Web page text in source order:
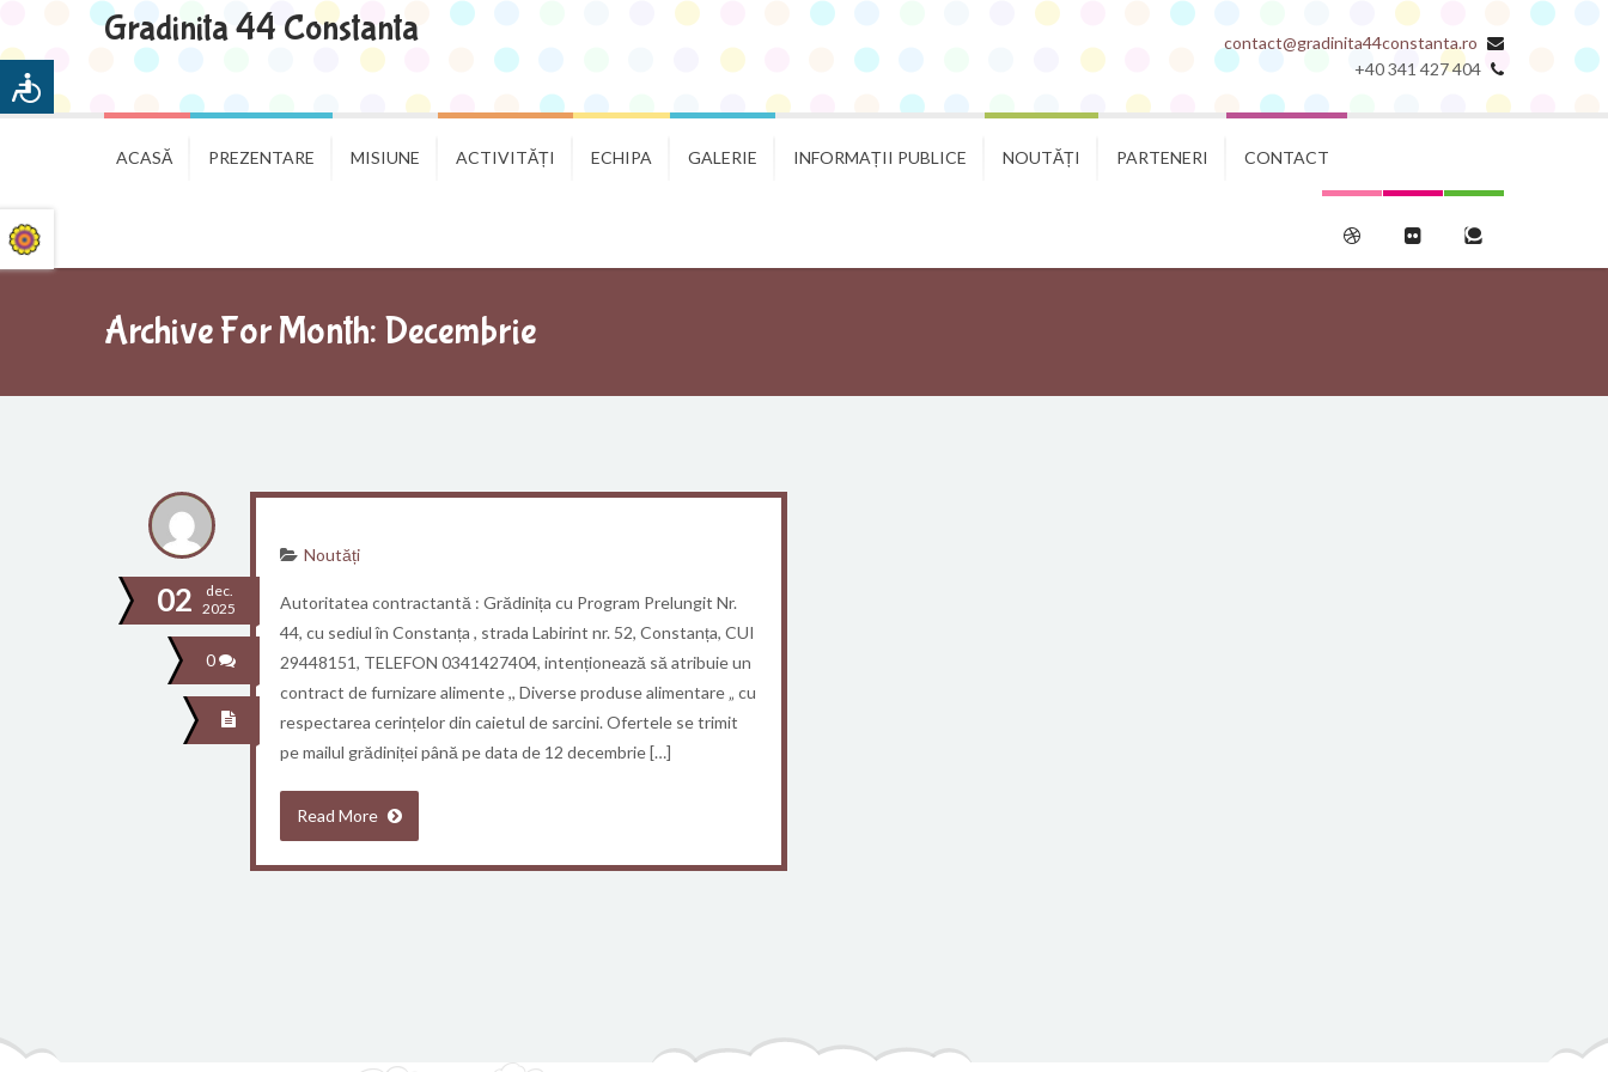
Gradinita 44 Constanta
contact@gradinita44constanta.ro
+40 341 427 404
ACASĂ PREZENTARE MISIUNE ACTIVITĂȚI ECHIPA GALERIE INFORMAȚII PUBLICE NOUTĂȚI PARTENERI CONTACT
Archive For Month: Decembrie
02
dec.
2025
0
Noutăți
Autoritatea contractantă : Grădinița cu Program Prelungit Nr.
44, cu sediul în Constanța , strada Labirint nr. 52, Constanța, CUI
29448151, TELEFON 0341427404, intenționează să atribuie un
contract de furnizare alimente ,, Diverse produse alimentare „ cu
respectarea cerințelor din caietul de sarcini. Ofertele se trimit
pe mailul grădiniței până pe data de 12 decembrie […]
Read More